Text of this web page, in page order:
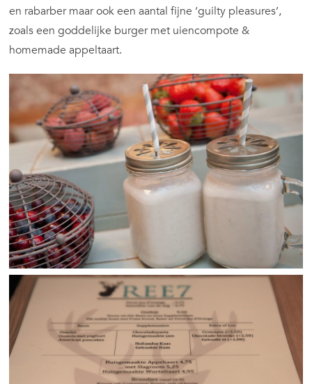
en rabarber maar ook een aantal fijne ‘guilty pleasures’,
zoals een goddelijke burger met uiencompote &
homemade appeltaart.